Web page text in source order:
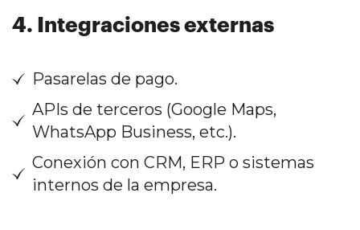
4. Integraciones externas
Pasarelas de pago.
APIs de terceros (Google Maps,
WhatsApp Business, etc.).
Conexión con CRM, ERP o sistemas
internos de la empresa.